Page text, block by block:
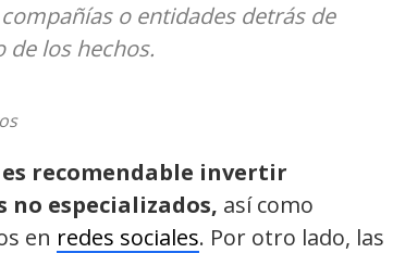
o entidades detrás de
de los hechos.
recomendable invertir
no especializados, así como
en redes sociales. Por otro lado, las